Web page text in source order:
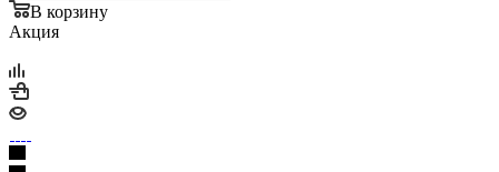
В корзину
Акция